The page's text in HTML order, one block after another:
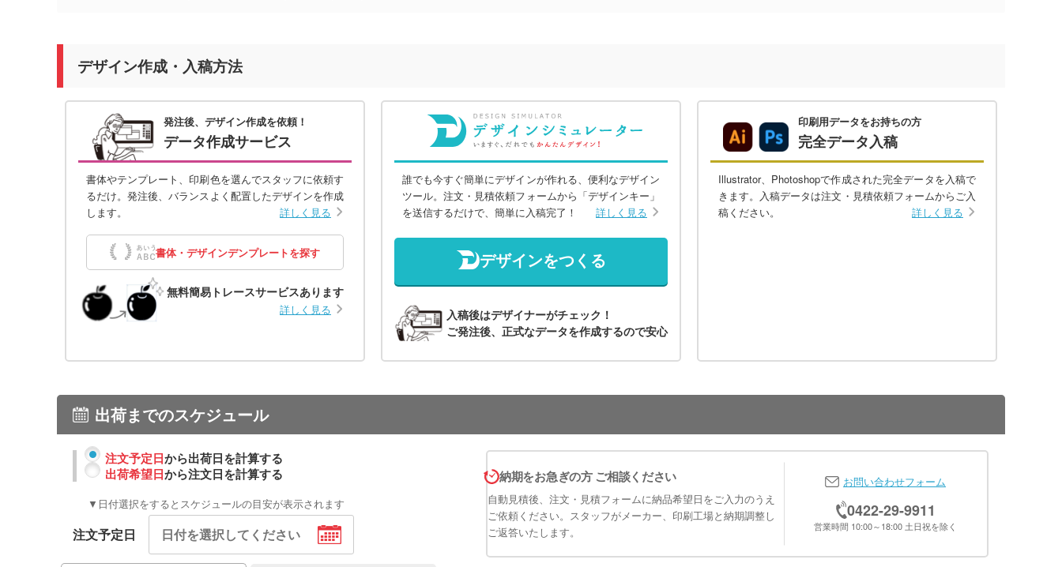
デザイン作成・入稿方法
発注後、デザイン作成を依頼！
データ作成サービス
書体やテンプレート、印刷色を選んでスタッフに依頼す
るだけ。発注後、バランスよく配置したデザインを作成
します。
詳しく見る
書体・デザインデンプレートを探す
無料簡易トレースサービスあります
詳しく見る
誰でも今すぐ簡単にデザインが作れる、便利なデザイン
ツール。注文・見積依頼フォームから「デザインキー」
を送信するだけで、簡単に入稿完了！
詳しく見る
デザインをつくる
入稿後はデザイナーがチェック！
ご発注後、正式なデータを作成するので安心
印刷用データをお持ちの方
完全データ入稿
Illustrator、Photoshopで作成された完全データを入稿で
きます。入稿データは注文・見積依頼フォームからご入
稿ください。
詳しく見る
出荷までのスケジュール
注文予定日から出荷日を計算する
出荷希望日から注文日を計算する
▼日付選択をするとスケジュールの目安が表示されます
注文予定日
納期をお急ぎの方 ご相談ください
自動見積後、注文・見積フォームに納品希望日をご入力のうえ
ご依頼ください。スタッフがメーカー、印刷工場と納期調整し
ご返答いたします。
お問い合わせフォーム
0422-29-9911
営業時間 10:00～18:00 土日祝を除く